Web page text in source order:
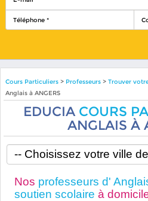
Cours Particuliers> Professeurs > Trouver
Anglais à ANGERS
EDUCIA COURS
ANGLAIS À
Nos professeurs d'
soutien scolaire à